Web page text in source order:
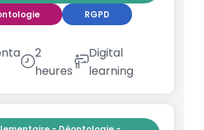
RGPD
2
heures
Digital
learning